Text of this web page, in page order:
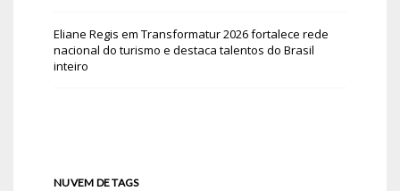
Eliane Regis em Transformatur 2026 fortalece rede
nacional do turismo e destaca talentos do Brasil
inteiro
NUVEM DE TAGS